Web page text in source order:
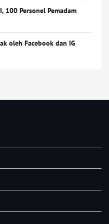
100 Personel Pemadam
oleh Facebook dan IG